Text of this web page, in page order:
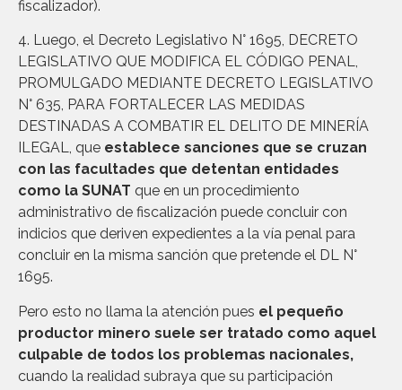
fiscalizador).
4. Luego, el Decreto Legislativo N° 1695, DECRETO
LEGISLATIVO QUE MODIFICA EL CÓDIGO PENAL,
PROMULGADO MEDIANTE DECRETO LEGISLATIVO
N° 635, PARA FORTALECER LAS MEDIDAS
DESTINADAS A COMBATIR EL DELITO DE MINERÍA
ILEGAL, que establece sanciones que se cruzan
con las facultades que detentan entidades
como la SUNAT que en un procedimiento
administrativo de fiscalización puede concluir con
indicios que deriven expedientes a la vía penal para
concluir en la misma sanción que pretende el DL N°
1695.
Pero esto no llama la atención pues el pequeño
productor minero suele ser tratado como aquel
culpable de todos los problemas nacionales,
cuando la realidad subraya que su participación